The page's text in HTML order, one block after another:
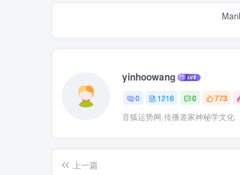
yinhoowang
0 1216 0 773
音狐运势网,传播道家神秘学文化
上一篇